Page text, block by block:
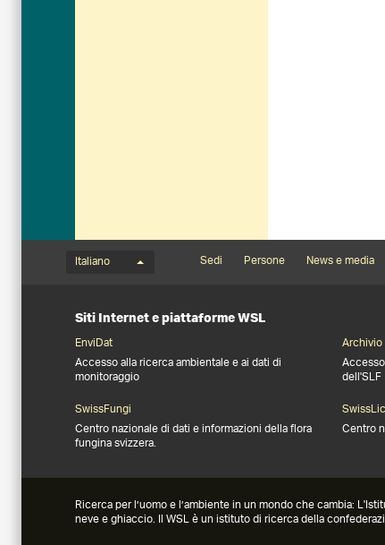
Menu della lingua
Italiano
Footernavigation
Sedi Persone News e media
Siti Internet e piattaforme WSL
EnviDat
Accesso alla ricerca ambientale e ai dati di
monitoraggio dell'SLF
SwissFungi
Centro nazionale di dati e informazioni della flora
fungina svizzera.
Centro
Ricerca per l’uomo e l’ambiente in un mondo che cambia:
neve e ghiaccio. Il WSL è un istituto di ricerca della